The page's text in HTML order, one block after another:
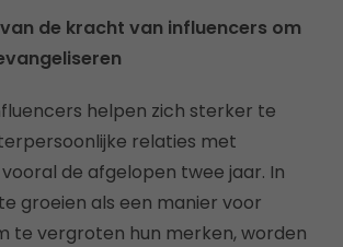
de kracht van influencers om
helpen zich sterker te
relaties met
de afgelopen twee jaar. In
groeien als een manier voor
te vergroten hun merken, worden